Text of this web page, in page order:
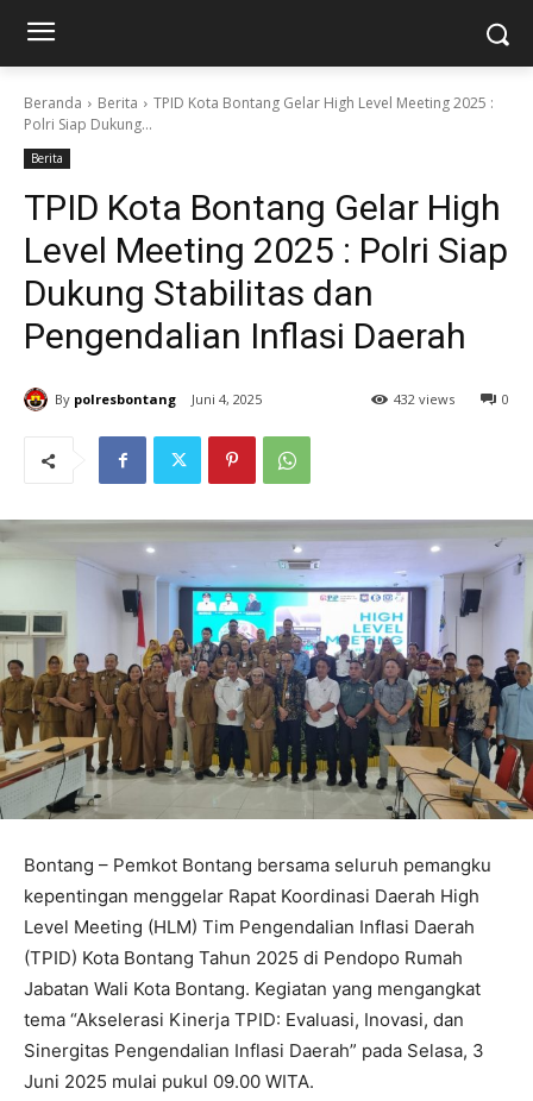
Beranda Berita
TPID Kota Bontang Gelar High Level Meeting 2025 :
Polri Siap Dukung...
Berita
TPID Kota Bontang Gelar High
Level Meeting 2025 : Polri Siap
Dukung Stabilitas dan
Pengendalian Inflasi Daerah
By polresbontang Juni 4, 2025 0
432 views
Bontang – Pemkot Bontang bersama seluruh pemangku
kepentingan menggelar Rapat Koordinasi Daerah High
Level Meeting (HLM) Tim Pengendalian Inflasi Daerah
(TPID) Kota Bontang Tahun 2025 di Pendopo Rumah
Jabatan Wali Kota Bontang. Kegiatan yang mengangkat
tema “Akselerasi Kinerja TPID: Evaluasi, Inovasi, dan
Sinergitas Pengendalian Inflasi Daerah” pada Selasa, 3
Juni 2025 mulai pukul 09.00 WITA.